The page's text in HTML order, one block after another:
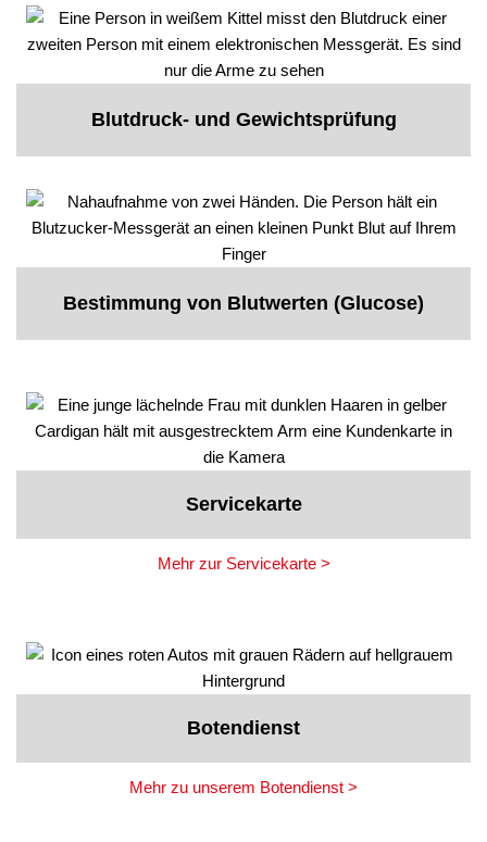
Blutdruck- und Gewichtsprüfung
Bestimmung von Blutwerten (Glucose)
Servicekarte
Mehr zur Servicekarte >
Botendienst
Mehr zu unserem Botendienst >